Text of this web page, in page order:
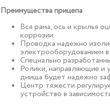
Преимущества прицепа
Вся рама, ось и крылья
коррозии.
Проводка надежно
электрооборудованием
Специально
Ролики, направляющие
днища будет надежно
Центр тяжести
устройство в